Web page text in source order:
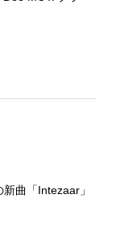
曲「Intezaar」